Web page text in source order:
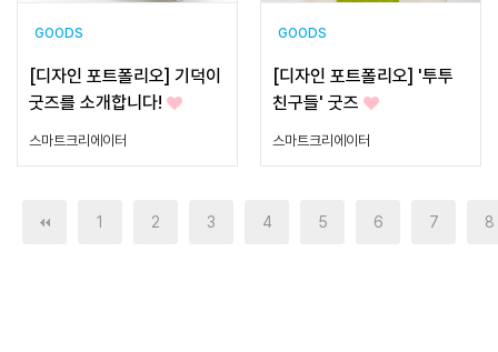
GOODS
[디자인 포트폴리오] 기덕이
굿즈를 소개합니다!
스마트크리에이터
GOODS
[디자인 포트폴리오] '투투
친구들' 굿즈
스마트크리에이터
1 2 3 4 5 6 7 8
맨끝